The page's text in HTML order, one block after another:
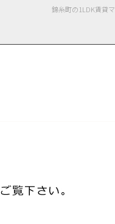
錦糸町の1LDK賃貸